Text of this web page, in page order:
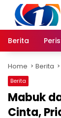
content
Berita
Home Berita
Berita
Mabuk
Cinta,